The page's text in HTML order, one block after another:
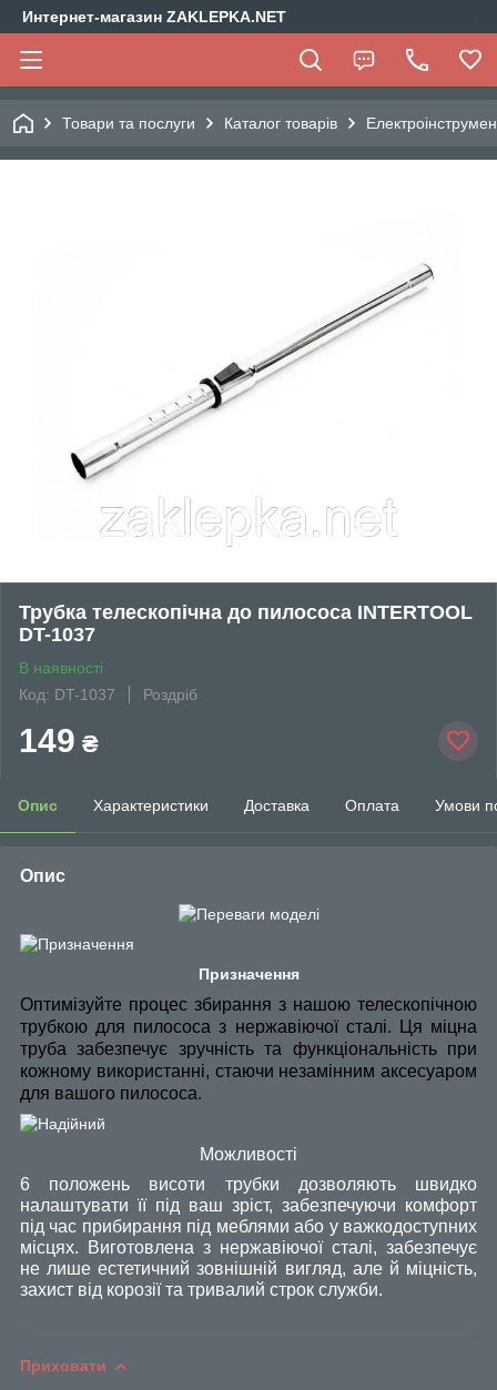
Интернет-магазин ZAKLEPKA.NET
Товари та послуги Каталог товарів
Трубка телескопічна до пилососа INTERTOOL
DT-1037
В наявності
Код: DT-1037
Роздріб
149 ₴
Опис Характеристики Доставка Оплата Умови
Опис
Призначення
Оптимізуйте процес збирання з нашою телескопічною
трубкою для пилососа з нержавіючої сталі. Ця міцна
труба забезпечує зручність та функціональність при
кожному використанні, стаючи незамінним аксесуаром
для вашого пилососа.
Можливості
6 положень висоти трубки дозволяють швидко
налаштувати її під ваш зріст, забезпечуючи комфорт
під час прибирання під меблями або у важкодоступних
місцях. Виготовлена з нержавіючої сталі, забезпечує
не лише естетичний зовнішній вигляд, але й міцність,
захист від корозії та тривалий строк служби.
Приховати